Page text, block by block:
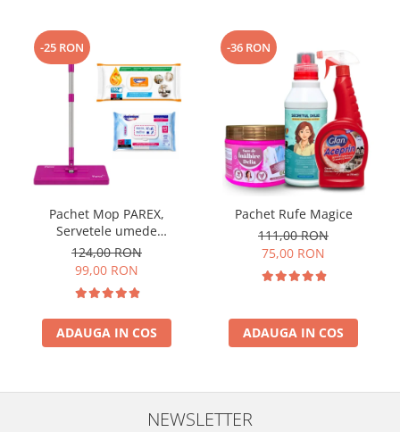
-25 RON
Pachet Mop PAREX,
Servetele umede
Antibacteriene si
Multisuprafete
124,00 RON
99,00 RON
ADAUGA IN COS
-36 RON
Pachet Rufe Magice
111,00 RON
75,00 RON
ADAUGA IN COS
NEWSLETTER